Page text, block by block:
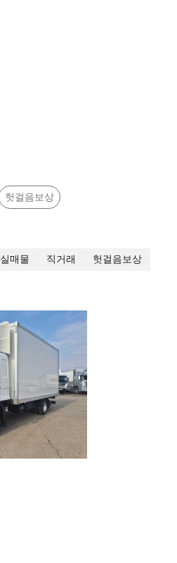
헛걸음보상
실매물 직거래 헛걸음보상